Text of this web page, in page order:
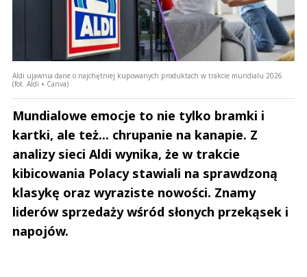
Aldi ujawnia dane o najchętniej kupowanych produktach w trakcie mundialu 2026
(fot. Aldi + Canva)
Mundialowe emocje to nie tylko bramki i
kartki, ale też... chrupanie na kanapie. Z
analizy sieci Aldi wynika, że w trakcie
kibicowania Polacy stawiali na sprawdzoną
klasykę oraz wyraziste nowości. Znamy
liderów sprzedaży wśród słonych przekąsek i
napojów.